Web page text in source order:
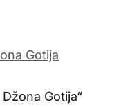
Gotija“